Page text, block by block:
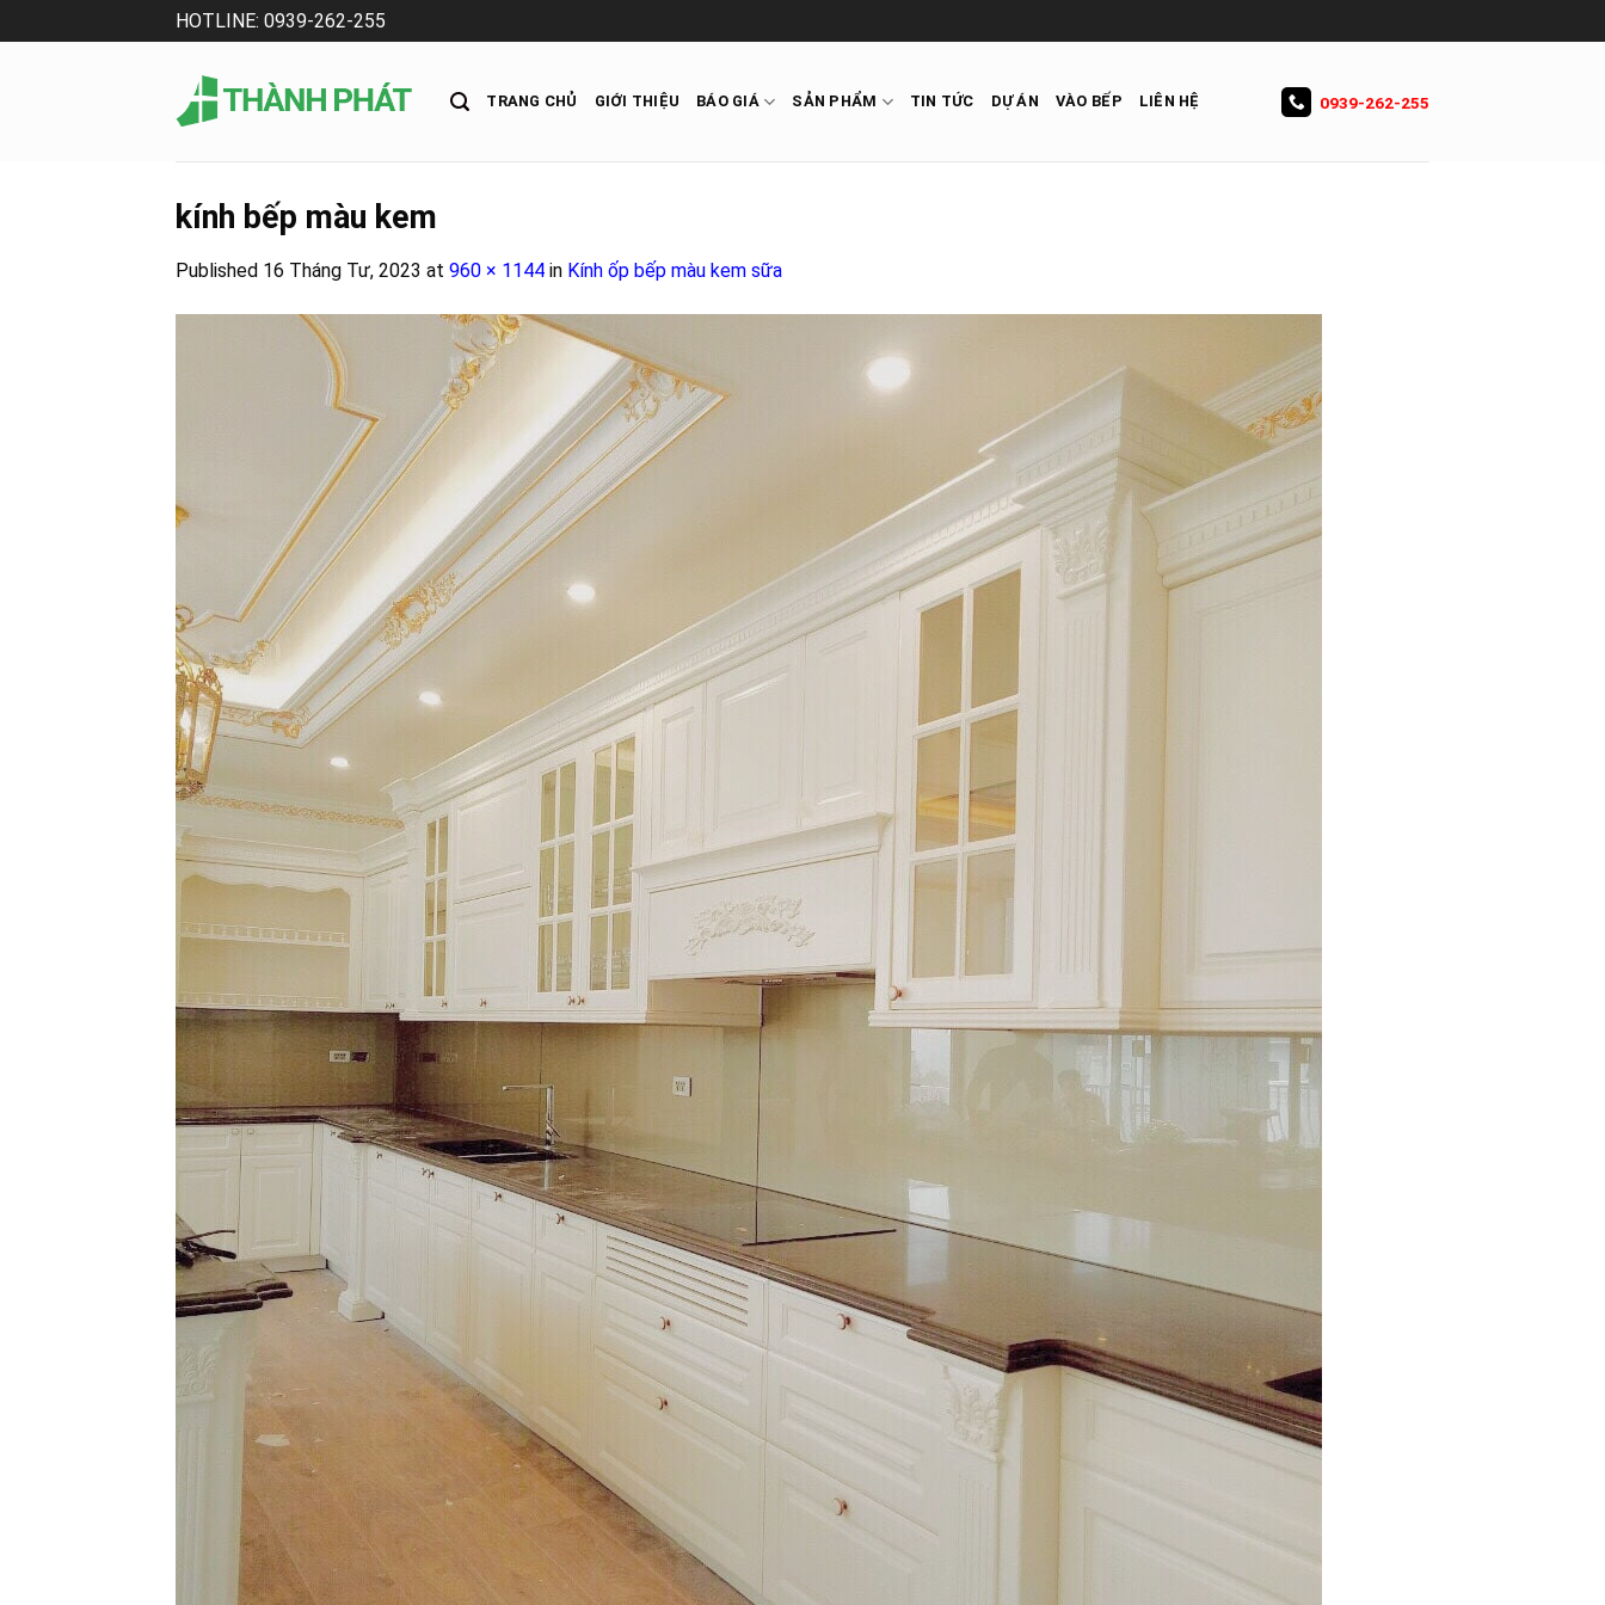
to
HOTLINE: 0939-262-255
TRANG CHỦ GIỚI THIỆU BÁO GIÁ SẢN PHẨM TIN TỨC DỰ ÁN VÀO BẾP LIÊN HỆ 0939-262-255
kính bếp màu kem
Published 16 Tháng Tư, 2023 at 960 × 1144 in Kính ốp bếp màu kem sữa